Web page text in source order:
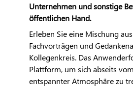
Unternehmen und sonstige
öffentlichen Hand.
Erleben Sie eine Mischung
Fachvorträgen und
Kollegenkreis. Das
Plattform, um sich abseits
entspannter Atmosphäre zu